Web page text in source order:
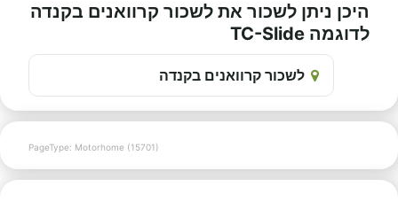
היכן ניתן לשכור את לשכור קרוואנים בקנדה
לדוגמה TC-Slide
לשכור קרוואנים בקנדה
PageType: Motorhome (15701)